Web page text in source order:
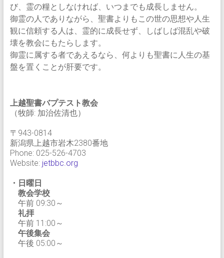
び、霊の糧としなければ、いつまでも成長しません。
御霊の人でありながら、聖書よりもこの世の思想や人生
観に信頼する人は、霊的に成長せず、しばしば混乱や破
壊を教会にもたらします。
御霊に属する者であえるなら、何よりも聖書に人生の基
盤を置くことが肝要です。
上越聖書バプテスト教会
（牧師: 加治佐清也）
〒943-0814
新潟県上越市岩木2380番地
Phone: 025-526-4703
Website: jetbbc.org
・日曜日
教会学校
午前 09:30～
礼拝
午前 11:00～
午後集会
午後 05:00～